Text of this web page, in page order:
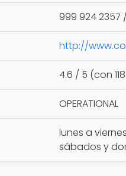
999 924 2357
http://
4.6 / 5 (con
OPERATIONAL
lunes a
sábados y